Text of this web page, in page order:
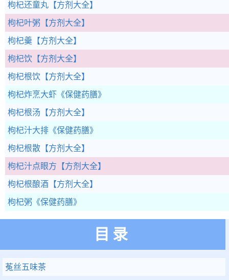
枸杞还童丸 【方剂大全】
枸杞叶粥 【方剂大全】
枸杞羹 【方剂大全】
枸杞饮 【方剂大全】
枸杞根饮 【方剂大全】
枸杞炸烹大虾 《保健药膳》
枸杞根汤 【方剂大全】
枸杞汁大排 《保健药膳》
枸杞根散 【方剂大全】
枸杞汁点眼方 【方剂大全】
枸杞根酿酒 【方剂大全】
枸杞粥 《保健药膳》
目录
菟丝五味茶